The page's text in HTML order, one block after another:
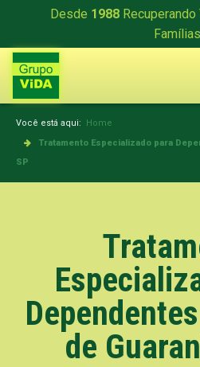
Desde 1988
Você está aqui: Home
Tratamento Especializado para
SP
de